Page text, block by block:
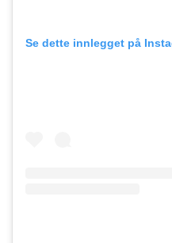
Se dette innlegget på